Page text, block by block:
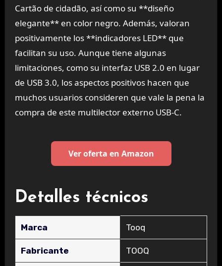
Cartão de cidadão, así como su **diseño
elegante** en color negro. Además, valoran
positivamente los **indicadores LED** que
facilitan su uso. Aunque tiene algunas
limitaciones, como su interfaz USB 2.0 en lugar
de USB 3.0, los aspectos positivos hacen que
muchos usuarios consideren que vale la pena la
compra de este multilector externo USB-C.
Ver oferta en Amazon
Detalles técnicos
Marca ‎Tooq
Fabricante ‎TOOQ